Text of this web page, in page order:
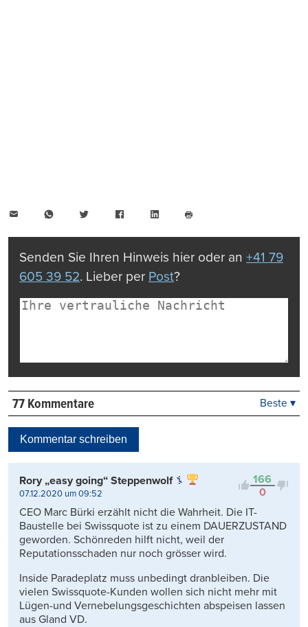
WhatsAppTwitter FacebookLinkedIn
drucken
Senden Sie Ihren Hinweis hier oder an +41 79
605 39 52. Lieber per Post?
77 Kommentare
Kontrovers
Beste ▾
Kommentar schreiben
166
0
Rory „easy going“ Steppenwolf
07.12.2020 um 09:52
CEO Marc Bürki erzählt nicht die Wahrheit. Die IT-
Baustelle bei Swissquote ist zu einem DAUERZUSTAND
geworden. Schönreden hilft nicht, weil der
Reputationsschaden nur noch grösser wird.
Inside Paradeplatz muss unbedingt dranbleiben. Die
vielen Swissquote-Kunden wollen sich nicht mehr mit
Lügen-und Vernebelungsgeschichten abspeisen lassen
aus Gland VD.